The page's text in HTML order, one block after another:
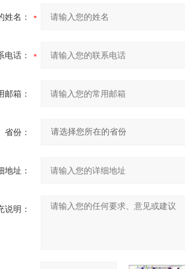
姓名：
电话：
邮箱：
省份：
地址：
说明：